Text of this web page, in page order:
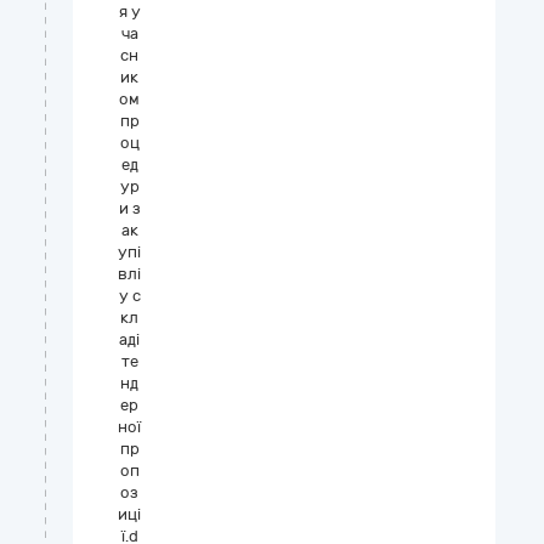
я у
ча
сн
ик
ом
пр
оц
ед
ур
и з
ак
упі
влі
у с
кл
аді
те
нд
ер
ної
пр
оп
оз
иці
ї.d